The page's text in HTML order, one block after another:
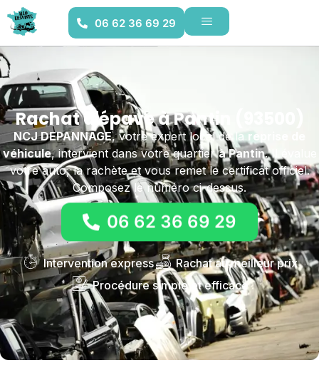
06 62 36 69 29
Rachat d'épave à Pantin (93500)
NCJ DEPANNAGE, votre expert local de la reprise de
véhicule, intervient dans votre quartierà Pantin. Il évalue
votre auto, la rachète et vous remet le certificat officiel.
Composez le numéro ci-dessus.
06 62 36 69 29
Intervention express
Rachat au meilleur prix
Procédure simple et efficace